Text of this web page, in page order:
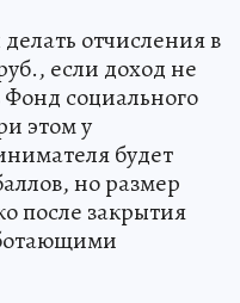
отчисления в
если доход не
социального
этом у
будет
но размер
после закрытия